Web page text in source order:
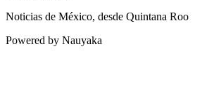
Noticias de México, desde Quintana Roo
Powered by Nauyaka